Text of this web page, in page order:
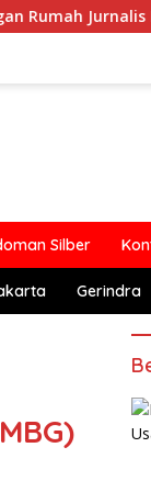
Belum Usai,
Silber
Gerindra